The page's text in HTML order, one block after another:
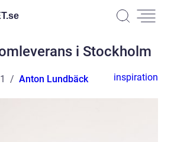
se
i Stockholm
Anton Lundbäck inspiration